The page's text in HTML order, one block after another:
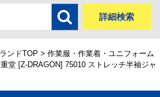
詳細検索
ンドTOP > 作業服・作業着・ユニフォーム
堂 [Z-DRAGON] 75010 ストレッチ半袖ジャ